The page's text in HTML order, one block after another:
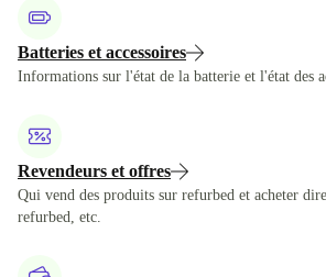
Batteries et accessoires
Informations sur l'état de la batterie et l'état des
Revendeurs et offres
Qui vend des produits sur refurbed et acheter
refurbed, etc.